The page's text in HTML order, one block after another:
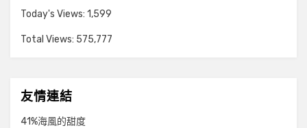
Today's Views: 1,599
Total Views: 575,777
友情連結
41%海風的甜度